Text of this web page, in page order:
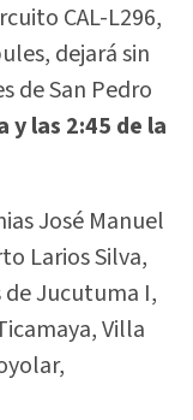
CAL-L296,
dejará sin
de San Pedro
y las 2:45 de la
José Manuel
Larios Silva,
de Jucutuma I,
Villa